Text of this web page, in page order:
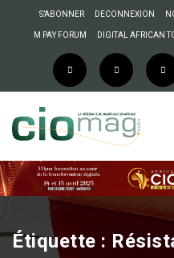
S’ABONNER DECONNEXION
M PAY FORUM DIGITAL AFRICAN
Étiquette :